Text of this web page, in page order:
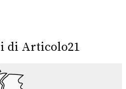
di Articolo21